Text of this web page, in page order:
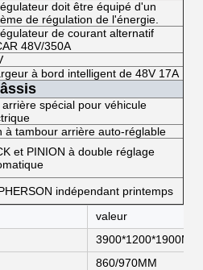
doit être équipé d'un
de régulation de l'énergie.
de courant alternatif
48V/350A
à bord intelligent de 48V 17A
arrière spécial pour véhicule
à tambour arrière auto-réglable
et PINION à double réglage
indépendant printemps
valeur
3900*1200*1900MM
860/970MM